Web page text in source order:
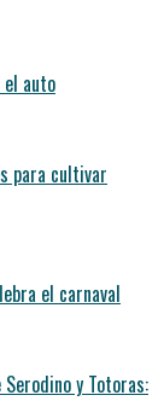
el auto
para cultivar
el carnaval
y Totoras: